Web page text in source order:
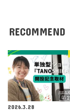
RECOMMEND
2026.3.28